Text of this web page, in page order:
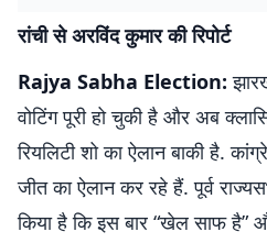
रांची से अरविंद कुमार की रिपोर्ट
Rajya Sabha Election:
वोटिंग पूरी हो चुकी है और अब
रियलिटी शो का ऐलान बाकी है.
जीत का ऐलान कर रहे हैं. पूर्व
किया है कि इस बार “खेल साफ है”